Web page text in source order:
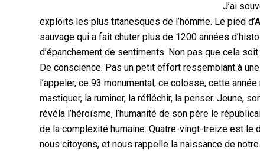
J’ai
exploits les plus titanesques de l’homme. Le pied
sauvage qui a fait chuter plus de 1200 années
d’épanchement de sentiments. Non pas que cela
De conscience. Pas un petit effort ressemblant à
l’appeler, ce 93 monumental, ce colosse, cette
mastiquer, la ruminer, la réfléchir, la penser. Jeune,
révéla l’héroïsme, l’humanité de son père le
de la complexité humaine. Quatre-vingt-treize est le
nous citoyens, et nous rappelle la naissance de